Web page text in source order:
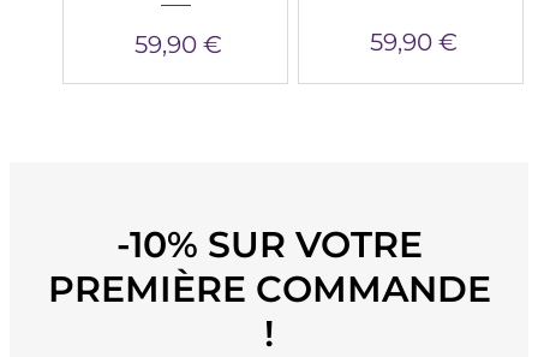
59,90 € 59,90 €
-10% SUR VOTRE
PREMIÈRE COMMANDE
!